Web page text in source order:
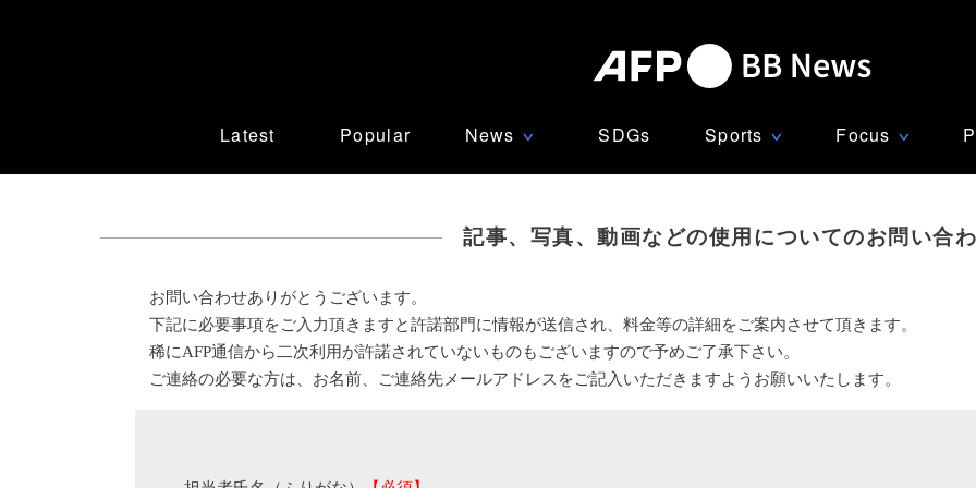
Latest Popular News ∨ SDGs Sports ∨ Focus ∨
記事、写真、動画などの使用についてのお問い合
お問い合わせありがとうございます。
下記に必要事項をご入力頂きますと許諾部門に情報が送信され、料金等の詳細をご案内させて頂きます。
稀にAFP通信から二次利用が許諾されていないものもございますので予めご了承下さい。
ご連絡の必要な方は、お名前、ご連絡先メールアドレスをご記入いただきますようお願いいたします。